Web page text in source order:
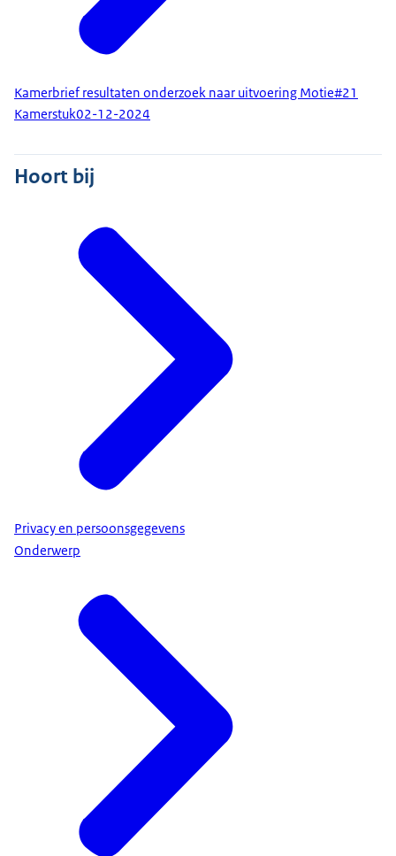
Kamerbrief resultaten onderzoek naar uitvoering Motie#21
Kamerstuk02-12-2024
Hoort bij
Privacy en persoonsgegevens
Onderwerp